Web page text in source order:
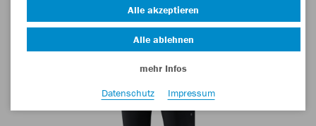
Alle akzeptieren
Alle ablehnen
mehr Infos
Datenschutz
Impressum